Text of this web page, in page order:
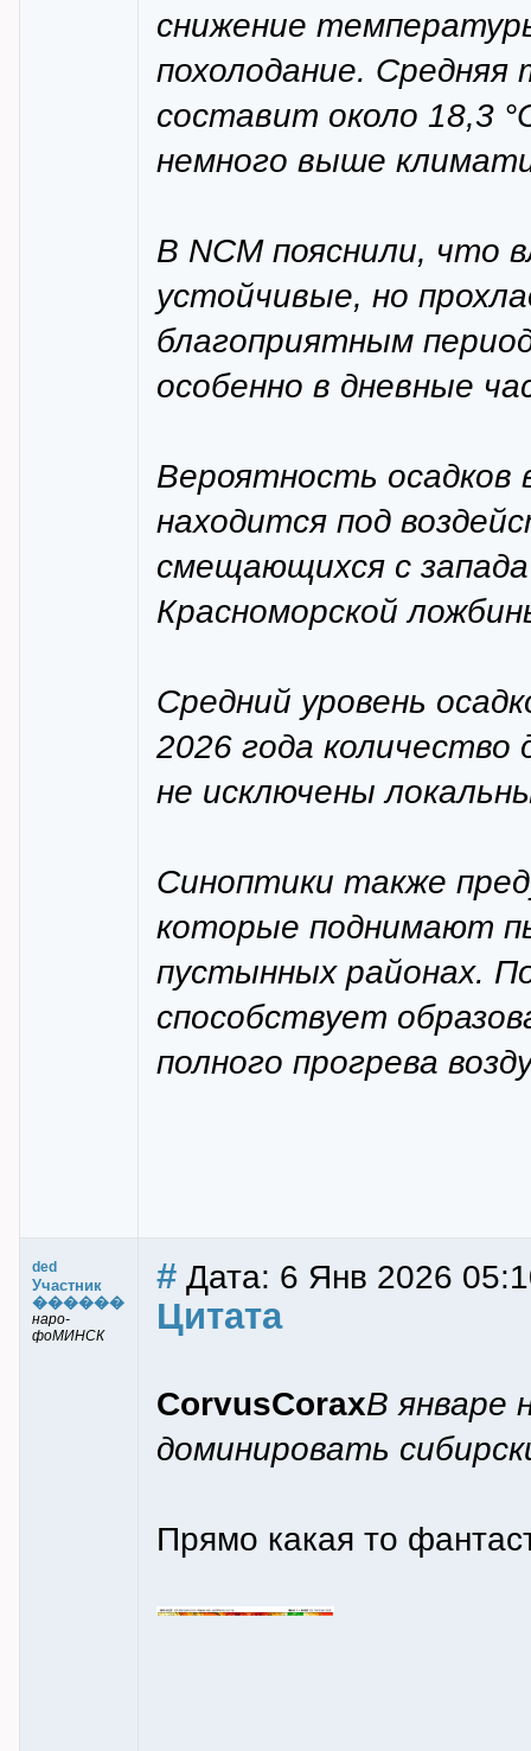
снижение
похолодание.
составит около 18,3
немного выше
В NCM пояснили, что
устойчивые, но
благоприятным
особенно в дневные
Вероятность осадков
находится под
смещающихся с
Красноморской
Средний уровень
2026 года
не исключены
Синоптики также
которые поднимают
пустынных районах.
способствует
полного прогрева
ded
Участник
������
наро-
фоМИНСК
# Дата: 6 Янв 2026
Цитата
CorvusCoraxВ январе
доминировать
Прямо какая то